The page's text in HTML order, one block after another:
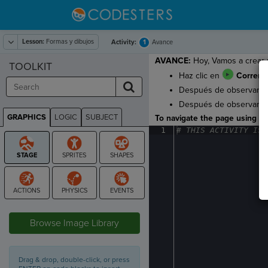
Lesson: Formas y dibujos Activity: 1 Avance
AVANCE: Hoy, Vamos a
Haz clic en
Correr
Después de observar
Después de observar
To navigate the page using
1 #· THIS ·ACTIVITY· IS
TOOLKIT
GRAPHICS LOGIC SUBJECT
GRAPHICS
Browse Image Library
Drag & drop, double-click, or press